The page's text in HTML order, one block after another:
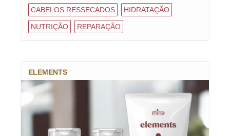
CABELOS RESSECADOS HIDRATAÇÃO
NUTRIÇÃO REPARAÇÃO
ELEMENTS